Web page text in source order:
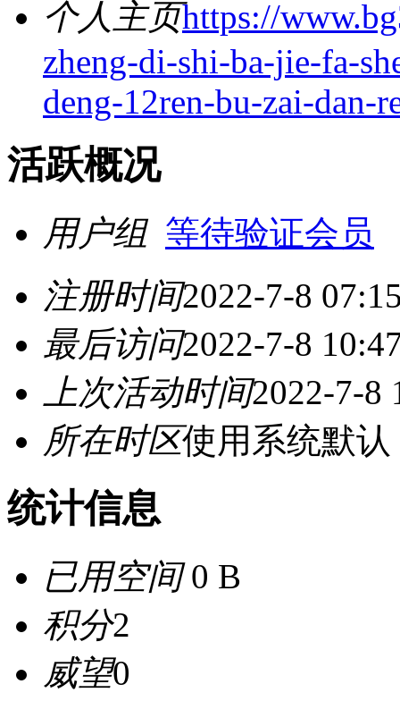
个人主页https://
zheng-di-shi-ba-jie-fa-
deng-12ren-bu-zai-dan-
活跃概况
用户组 等待验证会员
注册时间2022-7-8
最后访问2022-7-8
上次活动时间2022-7-8
所在时区使用系统默认
统计信息
已用空间0 B
积分2
威望0